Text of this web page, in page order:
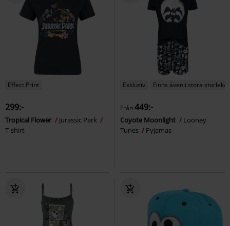
Effect Print
299:-
Tropical Flower
Jurassic Park
T-shirt
Exklusiv Finns även i stora storlekar
Från449:-
Coyote Moonlight
Looney
Tunes
Pyjamas